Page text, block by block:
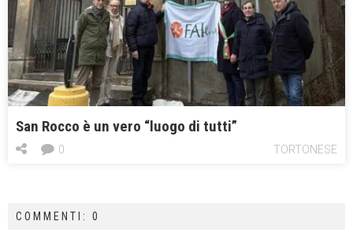
San Rocco è un vero “luogo di tutti”
TORTONESE
0
COMMENTI: 0